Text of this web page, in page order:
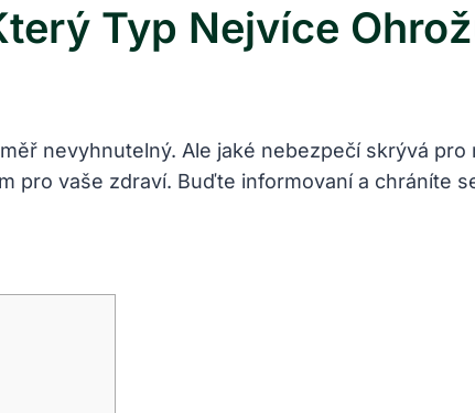
Typ Nejvíce
nevyhnutelný. Ale jaké nebezpečí skrývá
pro vaše zdraví. Buďte informovaní a chráníte